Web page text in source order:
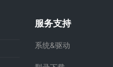
服务支持
系统&驱动